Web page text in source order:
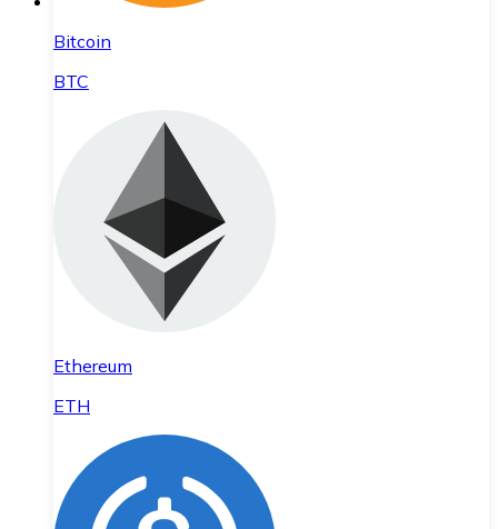
Bitcoin
BTC
Ethereum
ETH